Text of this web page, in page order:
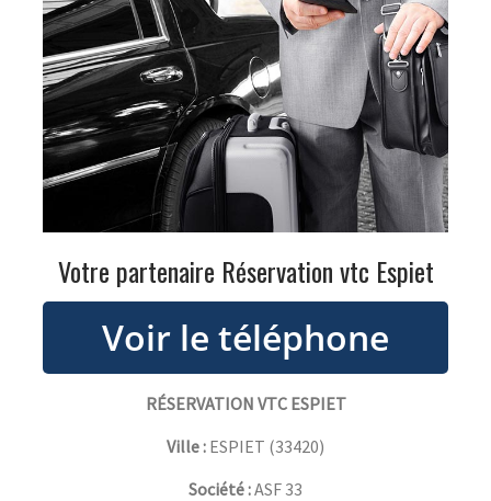
Votre partenaire Réservation vtc Espiet
RÉSERVATION VTC ESPIET
Ville : ESPIET (33420)
Société :ASF 33